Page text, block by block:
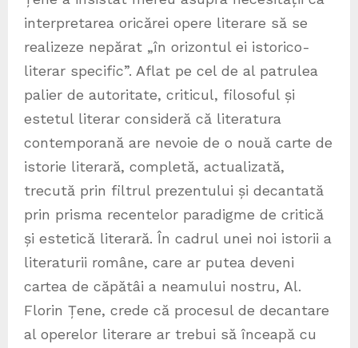
interpretarea oricărei opere literare să se
realizeze nepărat „în orizontul ei istorico-
literar specific”. Aflat pe cel de al patrulea
palier de autoritate, criticul, filosoful și
estetul literar consideră că literatura
contemporană are nevoie de o nouă carte de
istorie literară, completă, actualizată,
trecută prin filtrul prezentului și decantată
prin prisma recentelor paradigme de critică
și estetică literară. În cadrul unei noi istorii a
literaturii române, care ar putea deveni
cartea de căpătâi a neamului nostru, Al.
Florin Țene, crede că procesul de decantare
al operelor literare ar trebui să înceapă cu